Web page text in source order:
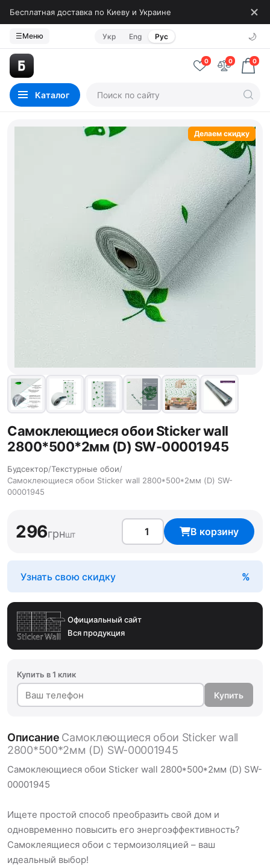
Бесплатная доставка по Киеву и Украине
☰Меню Укр Eng Рус 🌙
Каталог
0 0 0
Делаем скидку
Самоклеющиеся обои Sticker wall
2800*500*2мм (D) SW-00001945
Будсектор/Текстурные обои/
Самоклеющиеся обои Sticker wall 2800*500*2мм (D) SW-
00001945
296грншт В корзину
Узнать свою скидку
Официальный сайт
Вся продукция
Купить в 1 клик
Купить
Описание Самоклеющиеся обои Sticker wall
2800*500*2мм (D) SW-00001945
Самоклеющиеся обои Sticker wall 2800*500*2мм (D) SW-
00001945
Ищете простой способ преобразить свой дом и
одновременно повысить его энергоэффективность?
Самоклеящиеся обои с термоизоляцией – ваш
идеальный выбор!